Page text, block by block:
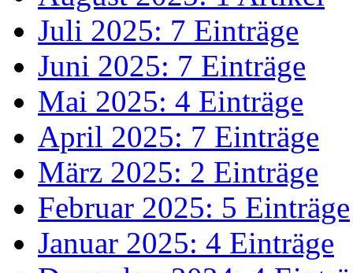
Juli 2025: 7 Einträge
Juni 2025: 7 Einträge
Mai 2025: 4 Einträge
April 2025: 7 Einträge
März 2025: 2 Einträge
Februar 2025: 5 Einträge
Januar 2025: 4 Einträge